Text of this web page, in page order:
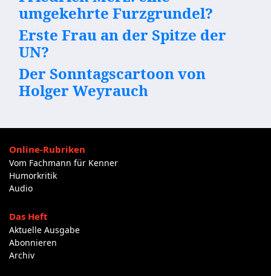
umgekehrte Furzgrundel?
Erste Frau an der Spitze der
UN?
Der Sonntagscartoon von
Holger Weyrauch
Online-Rubriken
Vom Fachmann für Kenner
Humorkritik
Audio
Das Heft
Aktuelle Ausgabe
Abonnieren
Archiv